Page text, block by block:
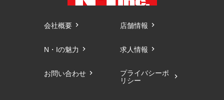
会社概要 店舗情報
N・Iの魅力 求人情報
お問い合わせ
プライバシーポ
リシー